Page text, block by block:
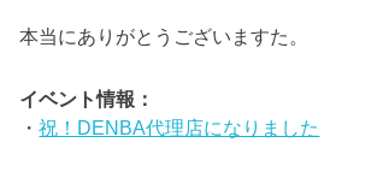
本当にありがとうございますた。
イベント情報：
・祝！DENBA代理店になりました